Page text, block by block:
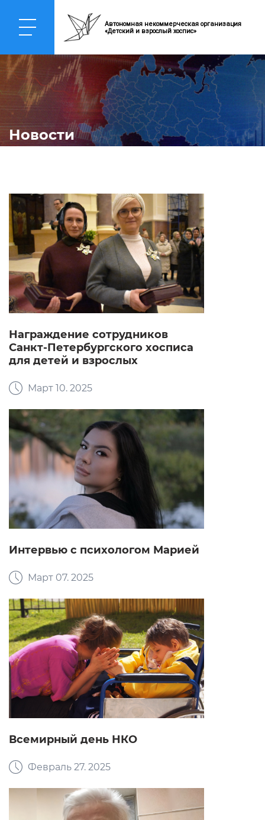
Автономная некоммерческая организация
«Детский и взрослый хоспис»
Новости
Награждение сотрудников
Санкт-Петербургского хосписа
для детей и взрослых
Март 10. 2025
Интервью с психологом Марией
Март 07. 2025
Всемирный день НКО
Февраль 27. 2025